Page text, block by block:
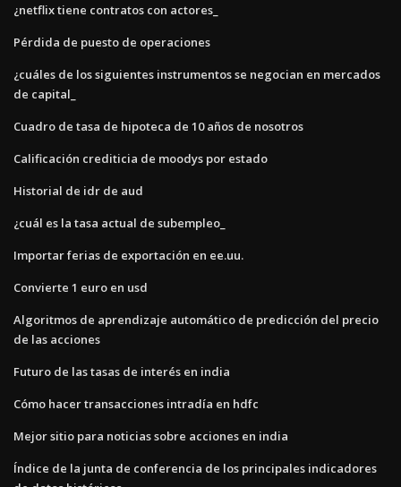
¿netflix tiene contratos con actores_
Pérdida de puesto de operaciones
¿cuáles de los siguientes instrumentos se negocian en mercados
de capital_
Cuadro de tasa de hipoteca de 10 años de nosotros
Calificación crediticia de moodys por estado
Historial de idr de aud
¿cuál es la tasa actual de subempleo_
Importar ferias de exportación en ee.uu.
Convierte 1 euro en usd
Algoritmos de aprendizaje automático de predicción del precio
de las acciones
Futuro de las tasas de interés en india
Cómo hacer transacciones intradía en hdfc
Mejor sitio para noticias sobre acciones en india
Índice de la junta de conferencia de los principales indicadores